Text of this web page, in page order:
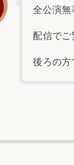
全公演無
配信でご
後ろの方